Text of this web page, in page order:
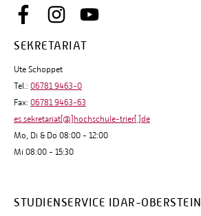
SEKRETARIAT
Ute Schoppet
Tel.: 06781 9463-0
Fax: 06781 9463-63
es.sekretariat[@]hochschule-trier[.]de
Mo, Di & Do 08:00 - 12:00
Mi 08:00 - 15:30
STUDIENSERVICE IDAR-OBERSTEIN